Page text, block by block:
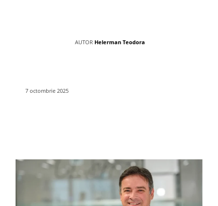
AUTOR Helerman Teodora
7 octombrie 2025